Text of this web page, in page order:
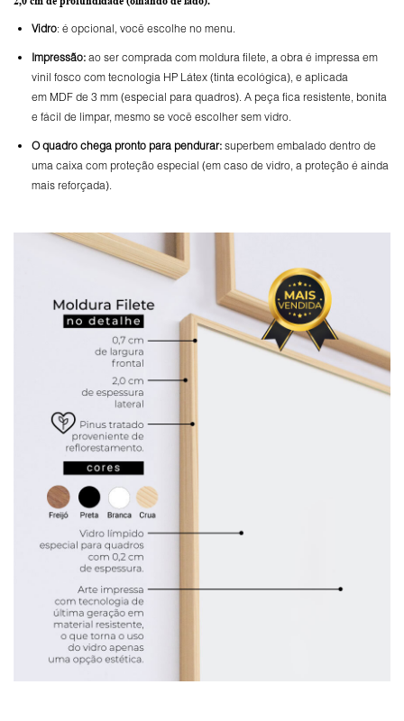
Vidro: é opcional, você escolhe no menu.
Impressão: ao ser comprada com moldura filete, a obra é impressa em
vinil fosco com tecnologia HP Látex (tinta ecológica), e aplicada
em MDF de 3 mm (especial para quadros). A peça fica resistente, bonita
e fácil de limpar, mesmo se você escolher sem vidro.
Oquadro chega pronto para pendurar: superbem embalado dentro de
uma caixa com proteção especial (em caso de vidro, a proteção é ainda
mais reforçada).